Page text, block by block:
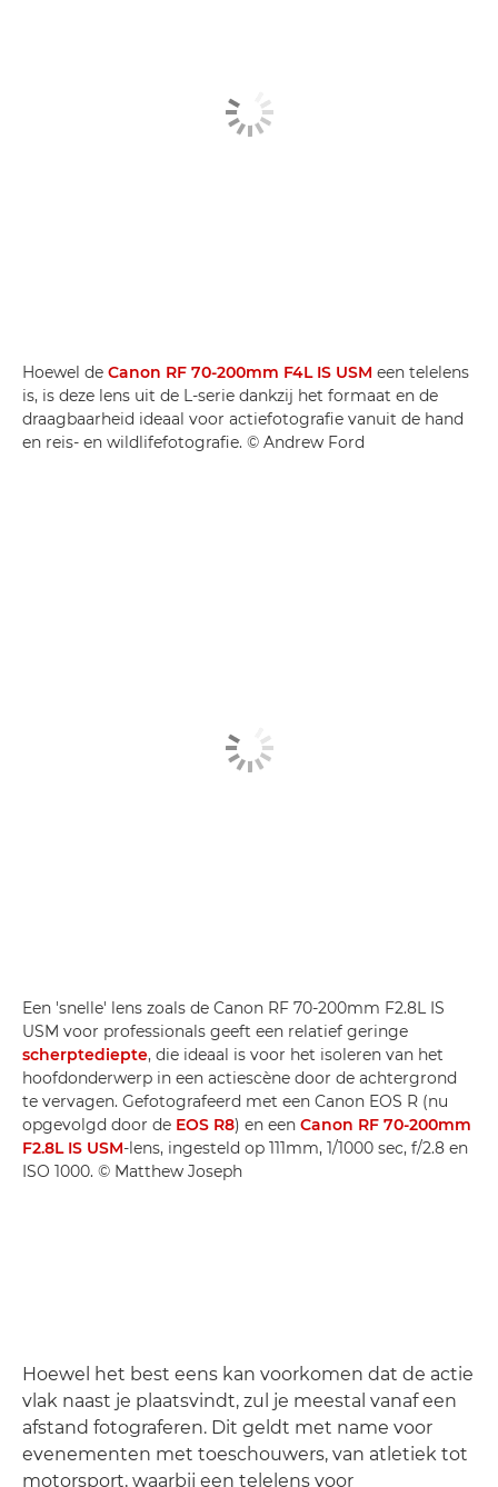
Hoewel de Canon RF 70-200mm F4L IS USM een telelens
is, is deze lens uit de L-serie dankzij het formaat en de
draagbaarheid ideaal voor actiefotografie vanuit de hand
en reis- en wildlifefotografie. © Andrew Ford
Een 'snelle' lens zoals de Canon RF 70-200mm F2.8L IS
USM voor professionals geeft een relatief geringe
scherptediepte, die ideaal is voor het isoleren van het
hoofdonderwerp in een actiescène door de achtergrond
te vervagen. Gefotografeerd met een Canon EOS R (nu
opgevolgd door de EOS R8) en een Canon RF 70-200mm
F2.8L IS USM-lens, ingesteld op 111mm, 1/1000 sec, f/2.8 en
ISO 1000. © Matthew Joseph
Hoewel het best eens kan voorkomen dat de actie
vlak naast je plaatsvindt, zul je meestal vanaf een
afstand fotograferen. Dit geldt met name voor
evenementen met toeschouwers, van atletiek tot
motorsport, waarbij een telelens voor